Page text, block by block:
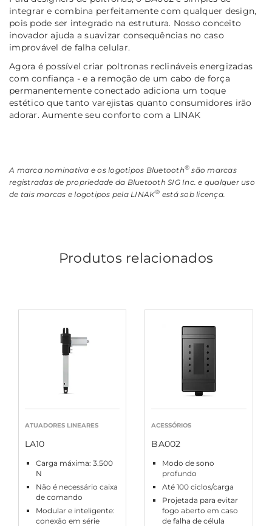
integrar e combina perfeitamente com qualquer design,
pois pode ser integrado na estrutura. Nosso conceito
inovador ajuda a suavizar consequências no caso
improvável de falha celular.
Agora é possível criar poltronas reclináveis energizadas
com confiança - e a remoção de um cabo de força
permanentemente conectado adiciona um toque
estético que tanto varejistas quanto consumidores irão
adorar. Aumente seu conforto com a LINAK
A marca nominativa e os logotipos Bluetooth® são marcas
registradas de propriedade da Bluetooth SIG Inc. e qualquer uso
de tais marcas e logotipos pela LINAK® está sob licença.
Produtos relacionados
ATUADORES LINEARES
LA10
Carga máxima: 3.500
N
Não é necessário caixa
de comando
Modular e inteligente:
conexão em série
ACESSÓRIOS
BA002
Modo de sono
profundo
Até 100 ciclos/carga
Projetada para evitar
fogo aberto em caso
de falha de célula